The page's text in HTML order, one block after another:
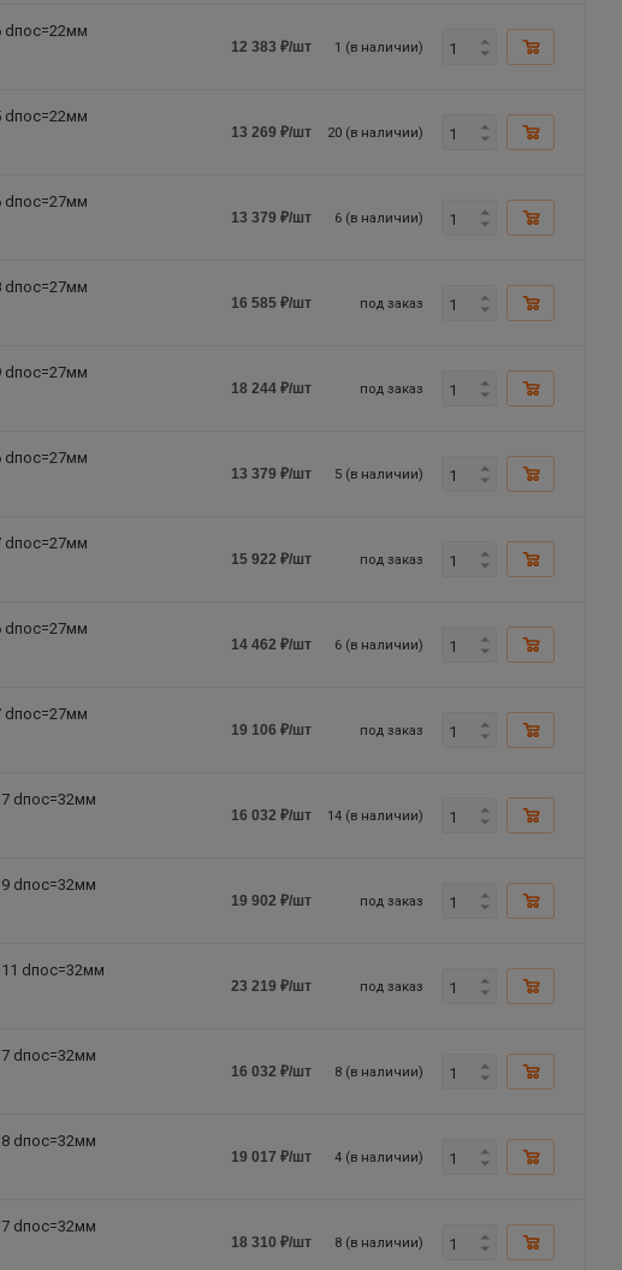
dпос=22мм
12 383 ₽/шт 1 (в наличии)
dпос=22мм
13 269 ₽/шт 20 (в наличии)
dпос=27мм
13 379 ₽/шт 6 (в наличии)
dпос=27мм
16 585 ₽/шт под заказ
dпос=27мм
18 244 ₽/шт под заказ
dпос=27мм
13 379 ₽/шт 5 (в наличии)
dпос=27мм
15 922 ₽/шт под заказ
dпос=27мм
14 462 ₽/шт 6 (в наличии)
dпос=27мм
19 106 ₽/шт под заказ
dпос=32мм
16 032 ₽/шт 14 (в наличии)
dпос=32мм
19 902 ₽/шт под заказ
dпос=32мм
23 219 ₽/шт под заказ
dпос=32мм
16 032 ₽/шт 8 (в наличии)
dпос=32мм
19 017 ₽/шт 4 (в наличии)
dпос=32мм
18 310 ₽/шт 8 (в наличии)